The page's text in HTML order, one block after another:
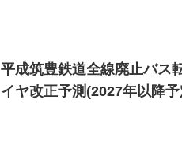
平成筑豊鉄道全線廃止バ
イヤ改正予測(2027年以降予